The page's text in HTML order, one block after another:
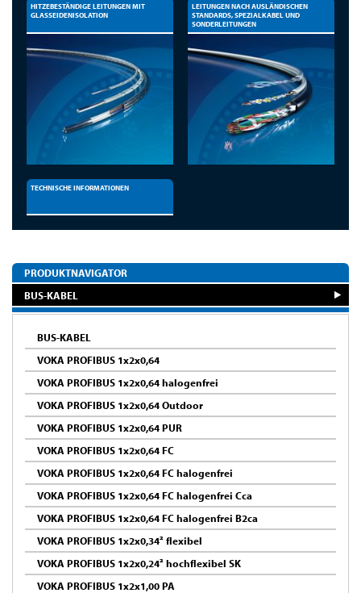
HITZEBESTÄNDIGE LEITUNGEN MIT
GLASSEIDENISOLATION
LEITUNGEN NACH AUSLÄNDISCHEN
STANDARDS, SPEZIALKABEL UND
SONDERLEITUNGEN
TECHNISCHE INFORMATIONEN
PRODUKTNAVIGATOR
BUS-KABEL
BUS-KABEL
VOKA PROFIBUS 1x2x0,64
VOKA PROFIBUS 1x2x0,64 halogenfrei
VOKA PROFIBUS 1x2x0,64 Outdoor
VOKA PROFIBUS 1x2x0,64 PUR
VOKA PROFIBUS 1x2x0,64 FC
VOKA PROFIBUS 1x2x0,64 FC halogenfrei
VOKA PROFIBUS 1x2x0,64 FC halogenfrei Cca
VOKA PROFIBUS 1x2x0,64 FC halogenfrei B2ca
VOKA PROFIBUS 1x2x0,34² flexibel
VOKA PROFIBUS 1x2x0,24² hochflexibel SK
VOKA PROFIBUS 1x2x1,00 PA